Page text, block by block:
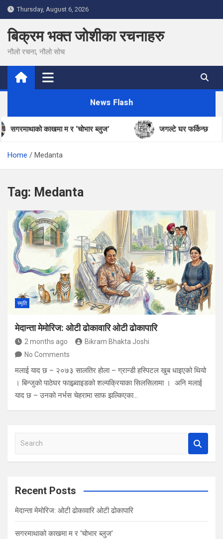
Skip
to
content
Thursday, August 6, 2026
बिक्रम भक्त जोशीका रचनाहरु
नौलो रचना, नौलो सोच
News Flash
सगरमाथाको काखमा म र ‘चोभार ब्लुज’ जगल्टे घर फर्किन्छ
Home Medanta
Tag: Medanta
स्मृति
मेदान्ता मेमोरिज: ओटी ढोकावारि ओटी ढोकापारि
2 months ago
Bikram Bhakta Joshi
No Comments
मलाई याद छ – २०७३ सालतिर होला – ग्रान्डी हस्पिटल खुब धाइएको थियो
। बिन्जुको पाठेघर फाइब्र्वाइडको शल्यक्रियाका सिलसिलामा । अनि मलाई
याद छ – उनको नर्भस चेहरामा साफ झल्किएका…
a
c
Recent Posts
मेदान्ता मेमोरिज: ओटी ढोकावारि ओटी ढोकापारि
सगरमाथाको काखमा म र ‘चोभार ब्लुज’